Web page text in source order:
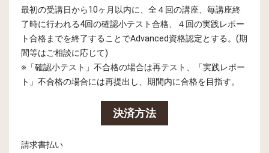
最初の受講日から10ヶ月以内に、全４回の講座、毎講座終
了時に行われる4回の確認小テスト合格、４回の実践レポー
ト合格までを終了することでAdvanced資格認定とする。(期
間等はご相談に応じて)
※「確認小テスト」不合格の場合は再テスト、「実践レポー
ト」不合格の場合には再提出し、期間内に合格を目指す。
決済方法
請求書払い